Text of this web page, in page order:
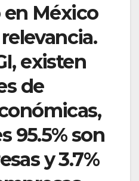
México
existen
de
95.5% son
y 3.7%